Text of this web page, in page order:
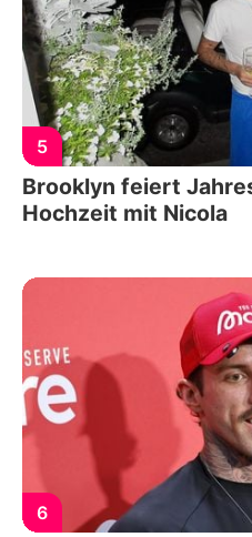
5
Brooklyn feiert
Hochzeit mit Nicola
6